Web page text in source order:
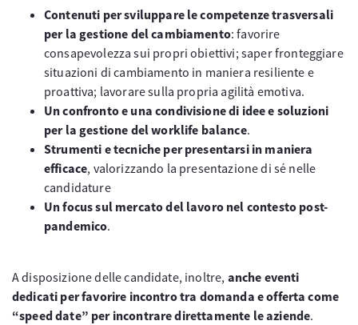
Contenuti per sviluppare le competenze trasversali
per la gestione del cambiamento: favorire
consapevolezza sui propri obiettivi; saper fronteggiare
situazioni di cambiamento in maniera resiliente e
proattiva; lavorare sulla propria agilità emotiva.
Un confronto e una condivisione di idee e soluzioni
per la gestione del worklife balance.
Strumenti e tecniche per presentarsi in maniera
efficace, valorizzando la presentazione di sé nelle
candidature
Un focus sul mercato del lavoro nel contesto post-
pandemico.
A disposizione delle candidate, inoltre, anche eventi
dedicati per favorire incontro tra domanda e offerta come
“speed date” per incontrare direttamente le aziende.